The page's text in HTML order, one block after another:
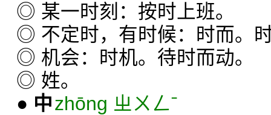
◎ 某一时刻：按时上班。
◎ 不定时，有时候：时而。
◎ 机会：时机。待时而动。
◎ 姓。
● 中zhōng ㄓㄨㄥˉ